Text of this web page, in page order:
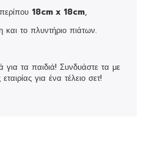
18cm x 18cm,
το πλυντήριο πιάτων.
για τα παιδιά! Συνδυάστε τα με
για ένα τέλειο σετ!